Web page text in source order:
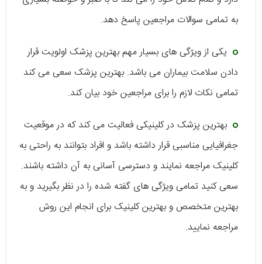
به تمامی سوالات مراجعین پاسخ دهد.
یکی از ویژگی های بسیار مهم بهترین پزشک اولویت قرار
دادن سلامت بیماران می باشد. بهترین پزشک سعی می کند
تمامی نکات لازم را برای مراجعین خود بیان کند.
بهترین پزشک در کلینیکی فعالیت می کند که در موقعیت
جغرافیایی مناسبی قرار داشته باشد و افراد بتوانند به راحتی به
کلینیک مراجعه نمایند و دسترسی آسانی به آن داشته باشند.
سعی کنید تمامی ویژگی های گفته شده را در نظر بگیرید و به
بهترین متخصص و بهترین کلینیک برای انجام این روش
مراجعه نمایید.